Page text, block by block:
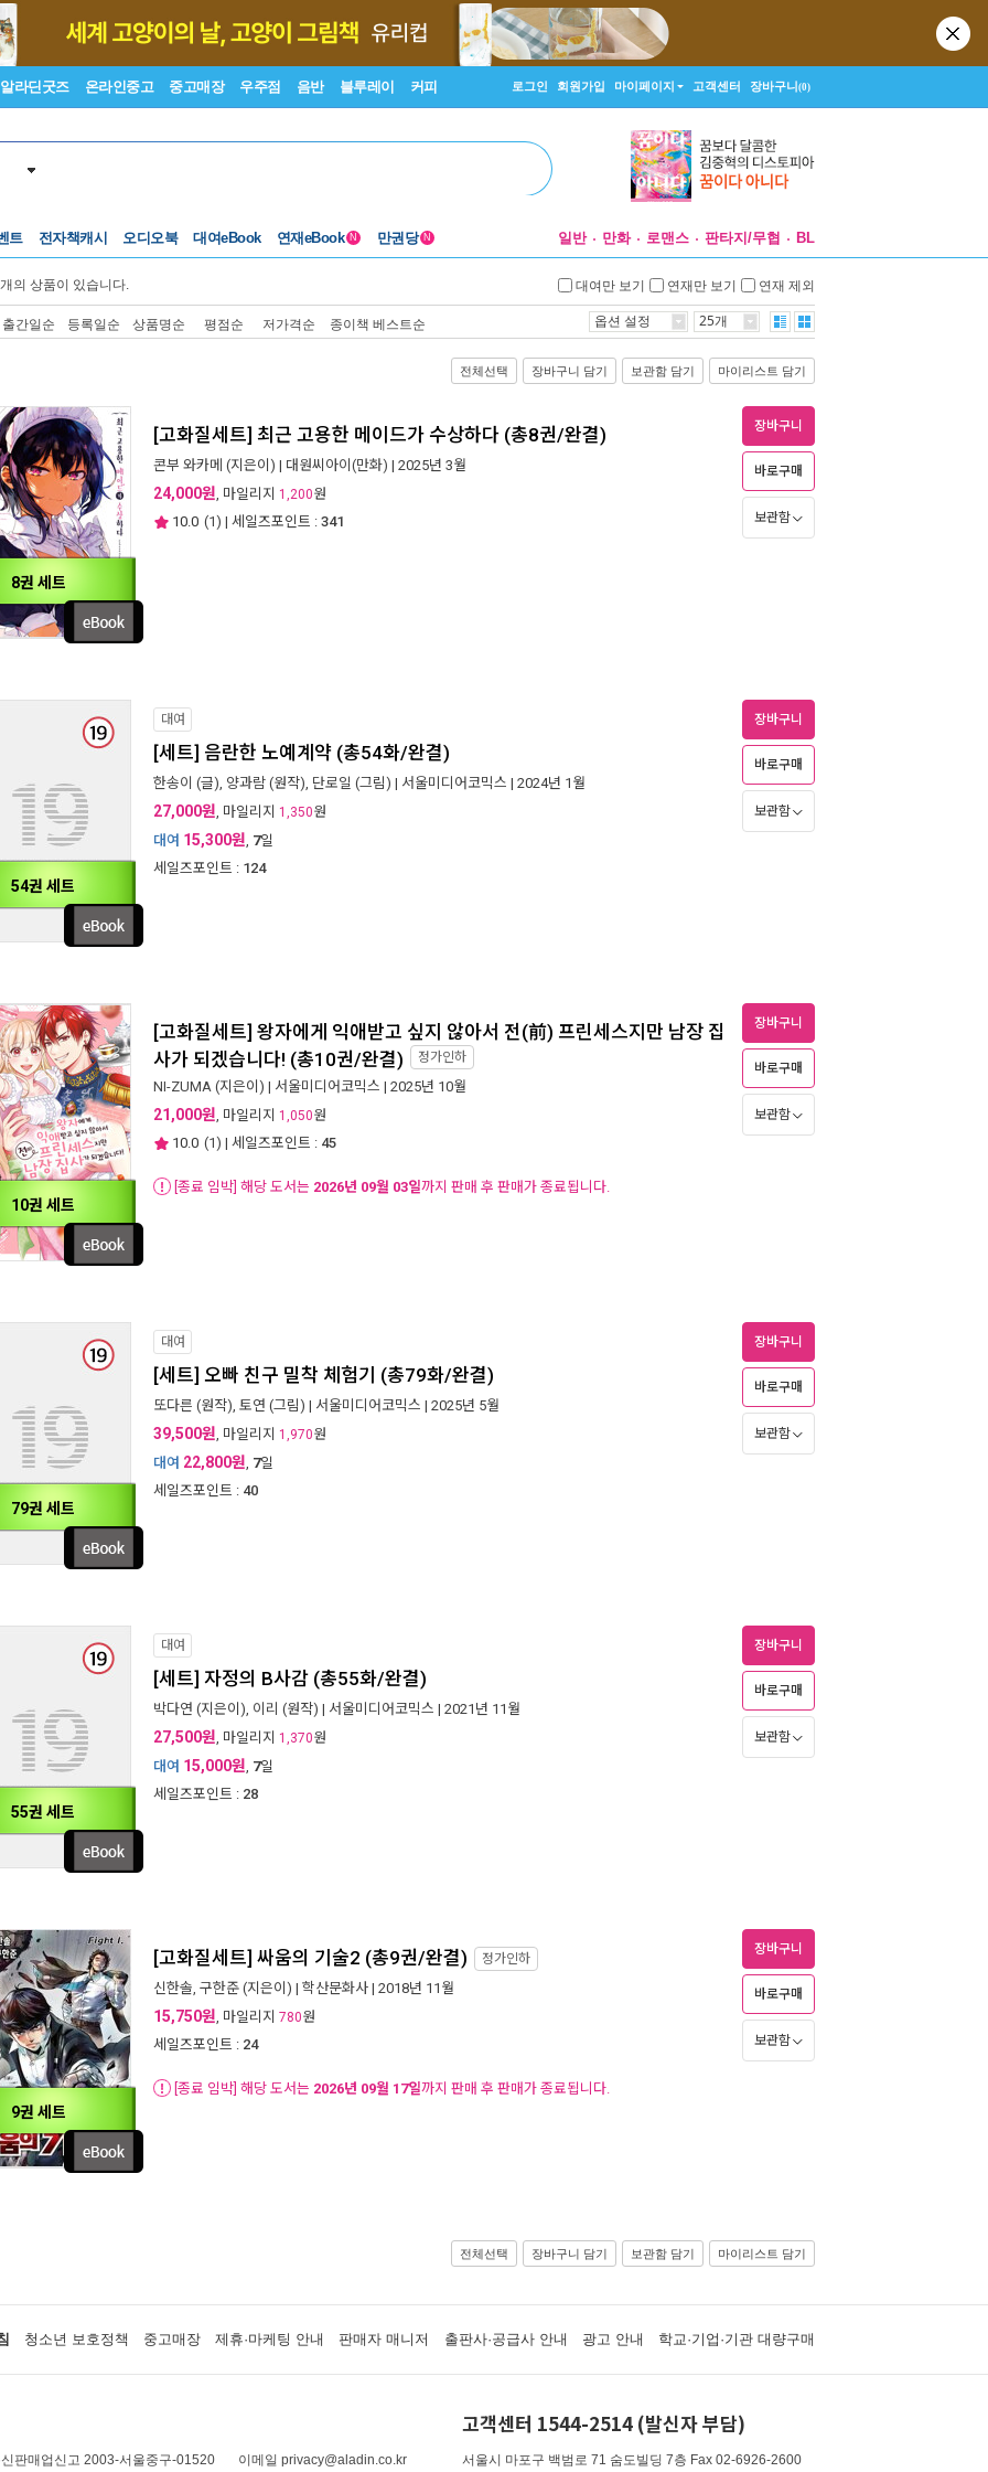
알라딘굿즈 온라인중고 중고매장 우주점 음반 블루레이 커피 로그인 회원가입 마이페이지 고객센터 장바구니(0)
트 전자책캐시 오디오북 대여eBook 연재eBook N 만권당 N 일반 만화 로맨스 판타지/무협 BL
개의 상품이 있습니다. 대여만 보기 연재만 보기 연재 제외
출간일순 등록일순 상품명순 평점순 저가격순 종이책 베스트순 옵션 설정 25개
전체선택 장바구니 담기 보관함 담기 마이리스트 담기
8권 세트
[고화질세트] 최근 고용한 메이드가 수상하다 (총8권/완결)
콘부 와카메 (지은이) | 대원씨아이(만화) | 2025년 3월
24,000원, 마일리지 1,200원
10.0 (1) | 세일즈포인트 : 341
장바구니
바로구매
보관함
54권 세트
대여
[세트] 음란한 노예계약 (총54화/완결)
한송이 (글), 양과람 (원작), 단로일 (그림) | 서울미디어코믹스 | 2024년 1월
27,000원, 마일리지 1,350원
대여 15,300원, 7일
세일즈포인트 : 124
장바구니
바로구매
보관함
10권 세트
[고화질세트] 왕자에게 익애받고 싶지 않아서 전(前) 프린세스지만 남장 집
사가 되겠습니다! (총10권/완결) 정가인하
NI-ZUMA (지은이) | 서울미디어코믹스 | 2025년 10월
21,000원, 마일리지 1,050원
10.0 (1) | 세일즈포인트 : 45
[종료 임박] 해당 도서는 2026년 09월 03일까지 판매 후 판매가 종료됩니다.
장바구니
바로구매
보관함
79권 세트
대여
[세트] 오빠 친구 밀착 체험기 (총79화/완결)
또다른 (원작), 토연 (그림) | 서울미디어코믹스 | 2025년 5월
39,500원, 마일리지 1,970원
대여 22,800원, 7일
세일즈포인트 : 40
장바구니
바로구매
보관함
55권 세트
대여
[세트] 자정의 B사감 (총55화/완결)
박다연 (지은이), 이리 (원작) | 서울미디어코믹스 | 2021년 11월
27,500원, 마일리지 1,370원
대여 15,000원, 7일
세일즈포인트 : 28
장바구니
바로구매
보관함
9권 세트
[고화질세트] 싸움의 기술2 (총9권/완결) 정가인하
신한솔, 구한준 (지은이) | 학산문화사 | 2018년 11월
15,750원, 마일리지 780원
세일즈포인트 : 24
[종료 임박] 해당 도서는 2026년 09월 17일까지 판매 후 판매가 종료됩니다.
장바구니
바로구매
보관함
전체선택 장바구니 담기 보관함 담기 마이리스트 담기
청소년 보호정책 중고매장 제휴·마케팅 안내 판매자 매니저 출판사·공급사 안내 광고 안내 학교·기업·기관 대량구매
판매업신고 2003-서울중구-01520 이메일 privacy@aladin.co.kr
고객센터 1544-2514 (발신자 부담)
서울시 마포구 백범로 71 숨도빌딩 7층 Fax 02-6926-2600